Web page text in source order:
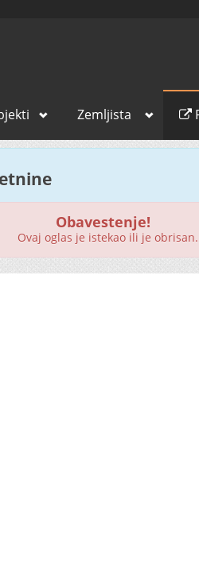
Zemljista
Obavestenje!
Ovaj oglas je istekao ili je obrisan.